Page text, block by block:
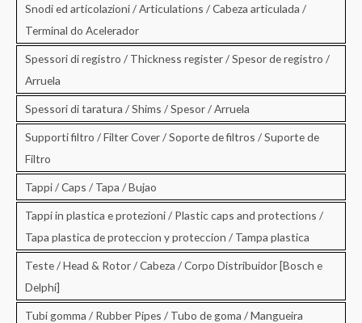
Snodi ed articolazioni / Articulations / Cabeza articulada /
Terminal do Acelerador
Spessori di registro / Thickness register / Spesor de registro /
Arruela
Spessori di taratura / Shims / Spesor / Arruela
Supporti filtro / Filter Cover / Soporte de filtros / Suporte de
Filtro
Tappi / Caps / Tapa / Bujao
Tappi in plastica e protezioni / Plastic caps and protections /
Tapa plastica de proteccion y proteccion / Tampa plastica
Teste / Head & Rotor / Cabeza / Corpo Distribuidor [Bosch e
Delphi]
Tubi gomma / Rubber Pipes / Tubo de goma / Mangueira